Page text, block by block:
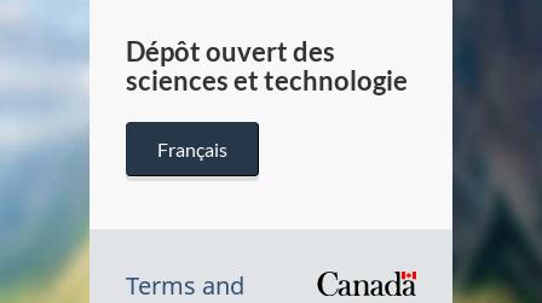
Dépôt ouvert des
sciences et technologie
Français
Terms and